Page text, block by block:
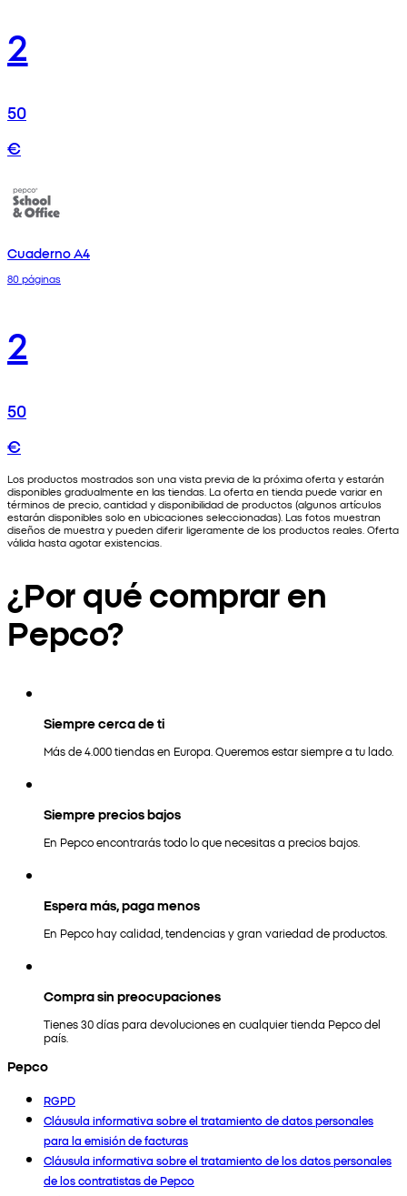
2
50
€
Cuaderno A4
80 páginas
2
50
€
Los productos mostrados son una vista previa de la próxima oferta y estarán
disponibles gradualmente en las tiendas. La oferta en tienda puede variar en
términos de precio, cantidad y disponibilidad de productos (algunos artículos
estarán disponibles solo en ubicaciones seleccionadas). Las fotos muestran
diseños de muestra y pueden diferir ligeramente de los productos reales. Oferta
válida hasta agotar existencias.
¿Por qué comprar en
Pepco?
Siempre cerca de ti
Más de 4.000 tiendas en Europa. Queremos estar siempre a tu lado.
Siempre precios bajos
En Pepco encontrarás todo lo que necesitas a precios bajos.
Espera más, paga menos
En Pepco hay calidad, tendencias y gran variedad de productos.
Compra sin preocupaciones
Tienes 30 días para devoluciones en cualquier tienda Pepco del
país.
Pepco
RGPD
Cláusula informativa sobre el tratamiento de datos personales
para la emisión de facturas
Cláusula informativa sobre el tratamiento de los datos personales
de los contratistas de Pepco